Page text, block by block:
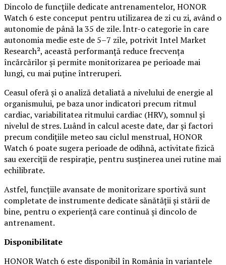
Dincolo de funcțiile dedicate antrenamentelor, HONOR
Watch 6 este conceput pentru utilizarea de zi cu zi, având o
autonomie de până la 35 de zile. Într-o categorie în care
autonomia medie este de 5–7 zile, potrivit Intel Market
Research², această performanță reduce frecvența
încărcărilor și permite monitorizarea pe perioade mai
lungi, cu mai puține întreruperi.
Ceasul oferă și o analiză detaliată a nivelului de energie al
organismului, pe baza unor indicatori precum ritmul
cardiac, variabilitatea ritmului cardiac (HRV), somnul și
nivelul de stres. Luând în calcul aceste date, dar și factori
precum condițiile meteo sau ciclul menstrual, HONOR
Watch 6 poate sugera perioade de odihnă, activitate fizică
sau exerciții de respirație, pentru susținerea unei rutine mai
echilibrate.
Astfel, funcțiile avansate de monitorizare sportivă sunt
completate de instrumente dedicate sănătății și stării de
bine, pentru o experiență care continuă și dincolo de
antrenament.
Disponibilitate
HONOR Watch 6 este disponibil în România în variantele